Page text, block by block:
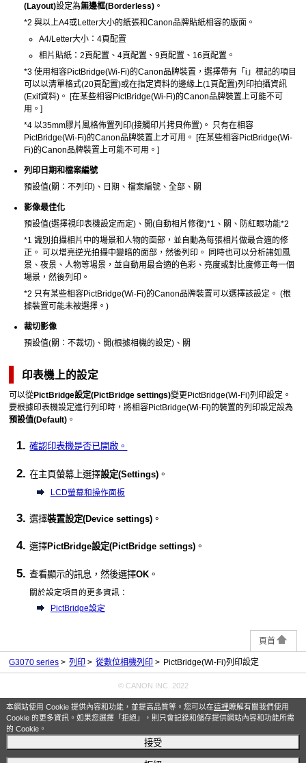
本網站使用 Cookie 提供內容和功能，並提高品質等。您可以在這裡瞭解有關我們使用
Cookie 的更多資訊。如果您選擇「拒絕」，則只會記錄和儲存提供網站內容和功能所需
的 Cookie。
接受
(Layout)設定為無邊框(Borderless) 。
*2與以上A4或Letter大小的紙張和Canon品牌貼紙相容的版面。
A4/Letter大小：4頁配置
相片貼紙：2頁配置、4頁配置、9頁配置、16頁配置。
*3使用相容PictBridge(Wi-Fi)的Canon品牌裝置，選擇帶有「i」標記的項目
可以以清單格式(20頁配置)或在指定資料的邊緣上(1頁配置)列印拍攝資訊
(Exif資料)。 [在某些相容PictBridge(Wi-Fi)的Canon品牌裝置上可能不可
用。]
*4以35mm膠片風格佈置列印(接觸印片拷貝佈置)。 只有在相容
PictBridge(Wi-Fi)的Canon品牌裝置上才可用。 [在某些相容PictBridge(Wi-
Fi)的Canon品牌裝置上可能不可用。]
列印日期和檔案編號
預設值(關：不列印)、日期、檔案編號、全部、關
影像最佳化
預設值(選擇視印表機設定而定)、開(自動相片修復)*1、關、防紅眼功能*2
*1識別拍攝相片中的場景和人物的面部，並自動為每張相片做最合適的修
正。 可以增亮逆光拍攝中變暗的面部，然後列印。
同時也可以分析諸如風
景、夜景、人物等場景，並自動用最合適的色彩、亮度或對比度修正每一個
場景，然後列印。
*2 只有某些相容PictBridge(Wi-Fi)的Canon品牌裝置可以選擇該設定。 (根
據裝置可能未被選擇。)
裁切影像
預設值(關：不裁切)、開(根據相機的設定)、關
印表機 上的設定
可以從PictBridge設定(PictBridge settings)變更PictBridge(Wi-Fi)列印設定。
要根據印表機設定進行列印時，將相容PictBridge(Wi-Fi)的裝置的列印設定設為
預設值(Default) 。
確認印表機是否已開啟。
在主頁螢幕上選擇設定(Settings) 。
LCD螢幕和操作面板
選擇裝置設定(Device settings) 。
選擇PictBridge設定(PictBridge settings) 。
查看顯示的訊息，然後選擇OK 。
關於設定項目的更多資訊：
PictBridge設定
頁首
G3070 series 列印 從數位相機列印 PictBridge(Wi-Fi)列印設定
© CANON INC. 2022